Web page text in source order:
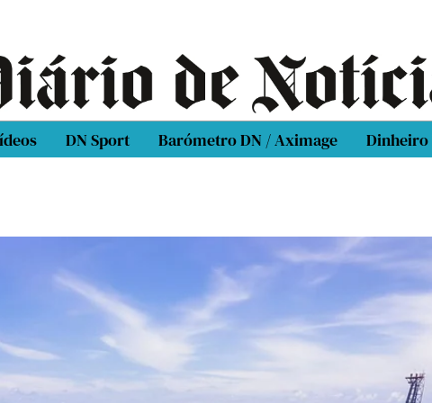
DN Sport Barómetro DN / Aximage Dinheiro